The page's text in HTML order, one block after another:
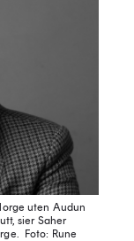
uten Audun
sier Saher
Foto: Rune